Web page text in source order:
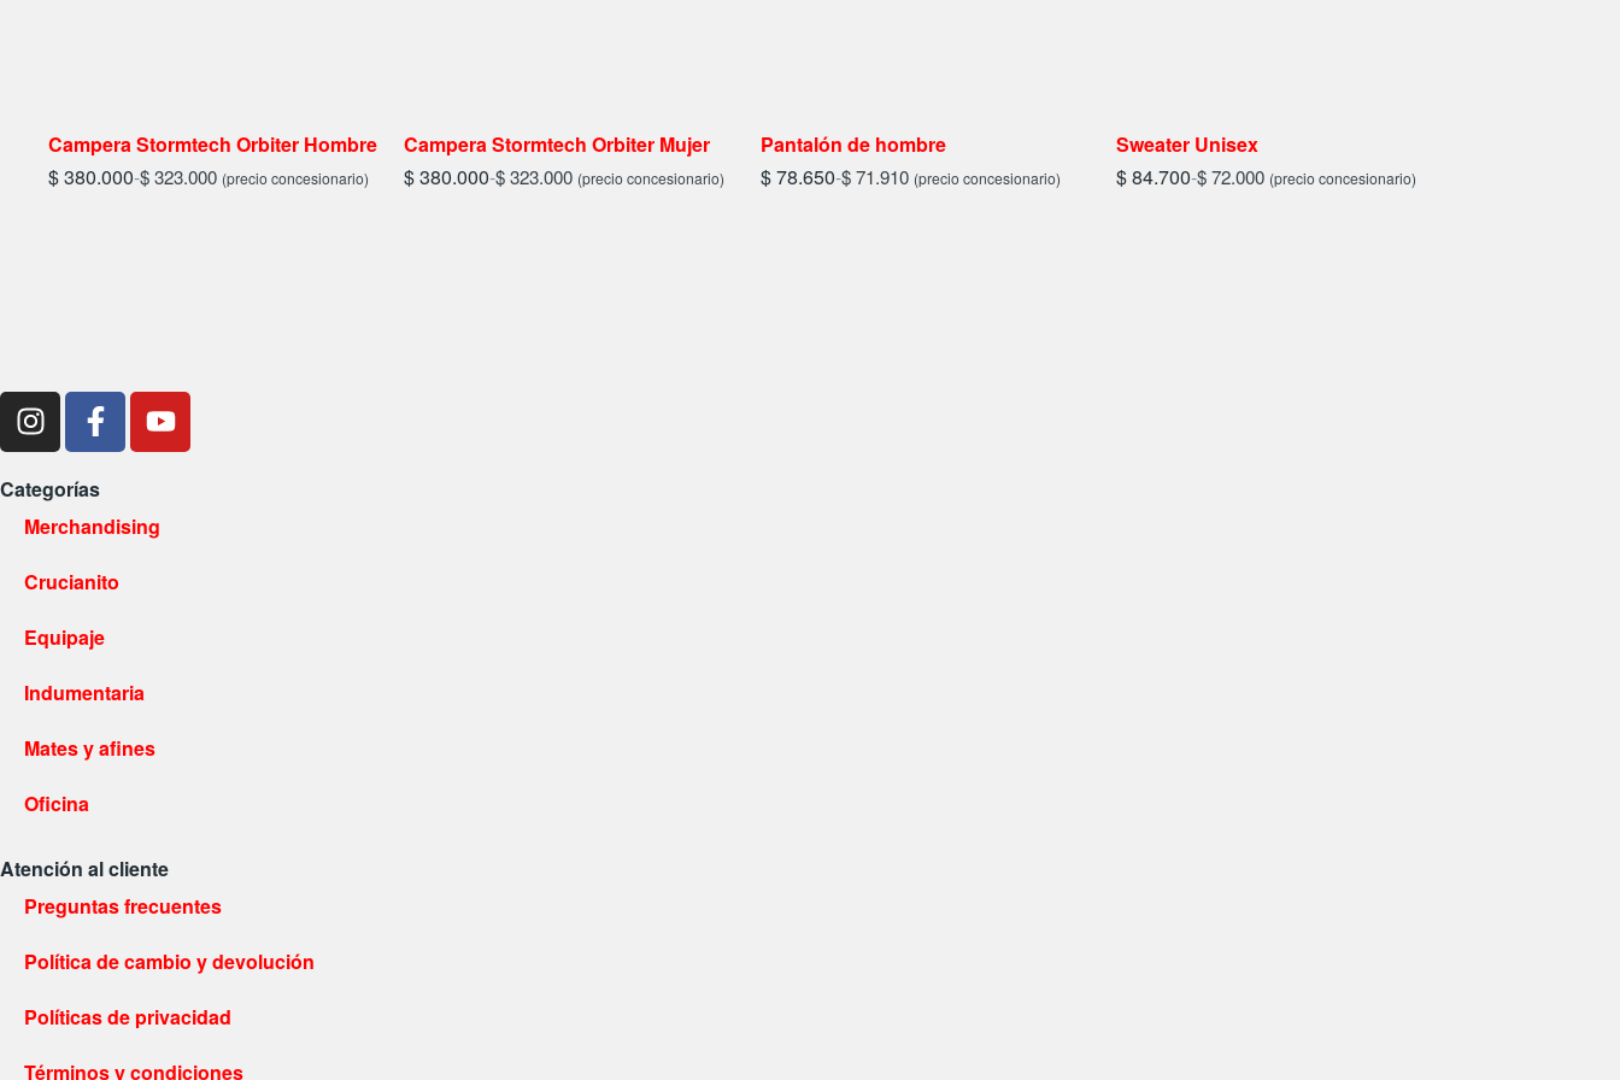
Campera Stormtech Orbiter Hombre
$380.000-$323.000 (precio concesionario)
Campera Stormtech Orbiter Mujer
$380.000-$323.000 (precio concesionario)
Pantalón de hombre
$78.650-$71.910 (precio concesionario)
Sweater Unisex
$84.700-$72.000 (precio concesionario)
Categorías
Merchandising
Crucianito
Equipaje
Indumentaria
Mates y afines
Oficina
Atención al cliente
Preguntas frecuentes
Política de cambio y devolución
Políticas de privacidad
Términos y condiciones